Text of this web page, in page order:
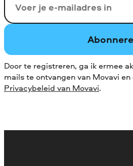
Uw e-mail
Door te registreren, ga ik ermee
mails te ontvangen van Movavi
Privacybeleid van Movavi.